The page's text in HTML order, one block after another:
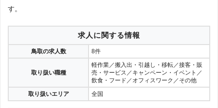
す。
求人に関する情報
鳥取の求人数 8件
取り扱い職種
軽作業／搬入出・引越し・移転／接客・販
売・サービス／キャンペーン・イベント／
飲食・フード／オフィスワーク／その他
取り扱いエリア
全国